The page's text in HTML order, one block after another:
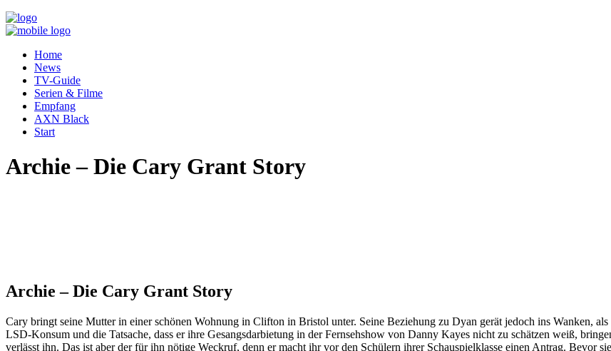
Home
News
TV-Guide
Serien & Filme
Empfang
AXN Black
Start
Archie – Die Cary Grant Story
Archie – Die Cary Grant Story
Cary bringt seine Mutter in einer schönen Wohnung in Clifton in Bristol unter. Seine Beziehung zu Dyan gerät jedoch ins Wanken,
LSD-Konsum und die Tatsache, dass er ihre Gesangsdarbietung in der Fernsehshow von Danny Kayes nicht zu schätzen weiß,
verlässt ihn. Das ist aber der für ihn nötige Weckruf, denn er macht ihr vor den Schülern ihrer Schauspielklasse einen Antrag. Bevor